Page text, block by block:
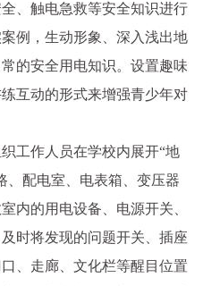
、触电急救等安全知识进行
例，生动形象、深入浅出地
的安全用电知识。设置趣味
互动的形式来增强青少年对
工作人员在学校内展开“地
、配电室、电表箱、变压器
内的用电设备、电源开关、
时将发现的问题开关、插座
、走廊、文化栏等醒目位置